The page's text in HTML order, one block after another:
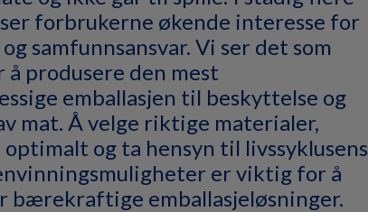
forbrukerne økende interesse for
samfunnsansvar. Vi ser det som
å produsere den mest
emballasjen til beskyttelse og
mat. Å velge riktige materialer,
optimalt og ta hensyn til livssyklusens
er viktig for å
bærekraftige emballasjeløsninger.